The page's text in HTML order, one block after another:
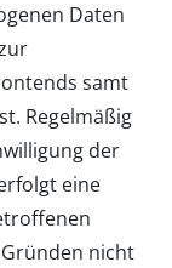
Daten
samt
Regelmäßig
der
eine
nicht